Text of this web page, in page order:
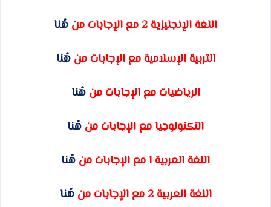
اللغة الإنجليزية 2 مع الإجابات من
هُنا
التربية الإسلامية مع الإجابات من هُنا
الرياضيات مع الإجابات منهُنا
التكنولوجيا مع الإجابات من هُنا
اللغة العربية 1 مع الإجابات من
هُنا
اللغة العربية 2 مع الإجابات من
هُنا